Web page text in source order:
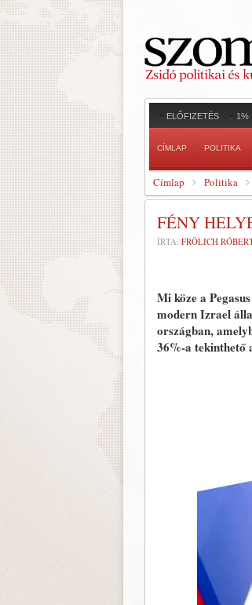
ELŐFIZETÉS 1%
CÍMLAP POLITIKA
Címlap Politika
FÉNY
ÍRTA: FRÖLICH
Mi köze a
modern Izrael
országban,
36%-a tekinthető